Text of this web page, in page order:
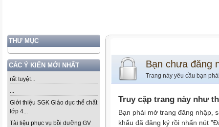
THƯ MỤC
CÁC Ý KIẾN MỚI NHẤT
rất tuyệt...
...
Giới thiệu SGK Giáo dục thể chất
lớp 4...
Tài liệu phục vụ bồi dưỡng GV
Bạn chưa đăng
Trang này yêu cầu bạn
Truy cập trang này như
Bạn phải mở trang đăng nhập,
khẩu đã đăng ký rồi nhấn nút